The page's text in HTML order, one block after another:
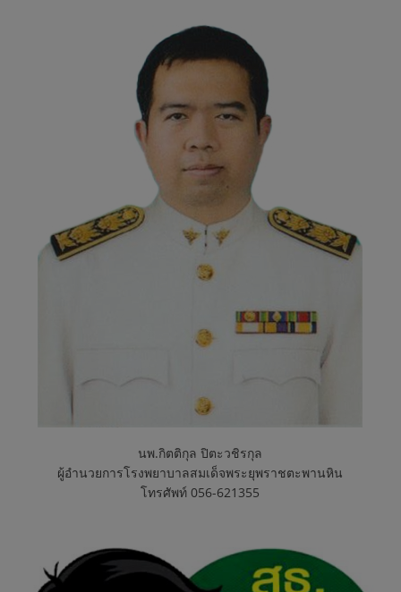
นพ.กิตติกุล ปิตะวชิรกุล
ผู้อำนวยการโรงพยาบาลสมเด็จพระยุพราชตะพานหิน
โทรศัพท์ 056-621355